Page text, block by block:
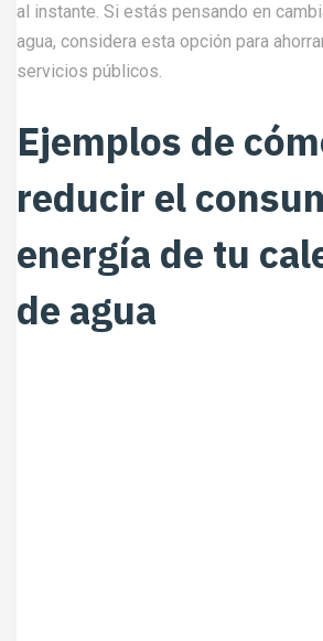
al instante. Si estás pensando en
agua, considera esta opción para
servicios públicos.
Ejemplos de
reducir el
energía de tu
de agua